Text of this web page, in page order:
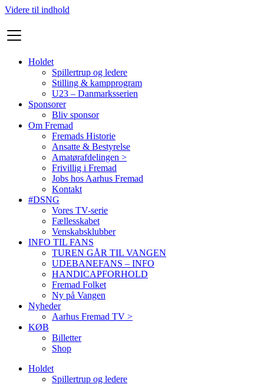
Videre til indhold
Holdet
Spillertrup og ledere
Stilling & kampprogram
U23 – Danmarksserien
Sponsorer
Bliv sponsor
Om Fremad
Fremads Historie
Ansatte & Bestyrelse
Amatørafdelingen >
Frivillig i Fremad
Jobs hos Aarhus Fremad
Kontakt
#DSNG
Vores TV-serie
Fællesskabet
Venskabsklubber
INFO TIL FANS
TUREN GÅR TIL VANGEN
UDEBANEFANS – INFO
HANDICAPFORHOLD
Fremad Folket
Ny på Vangen
Nyheder
Aarhus Fremad TV >
KØB
Billetter
Shop
Holdet
Spillertrup og ledere